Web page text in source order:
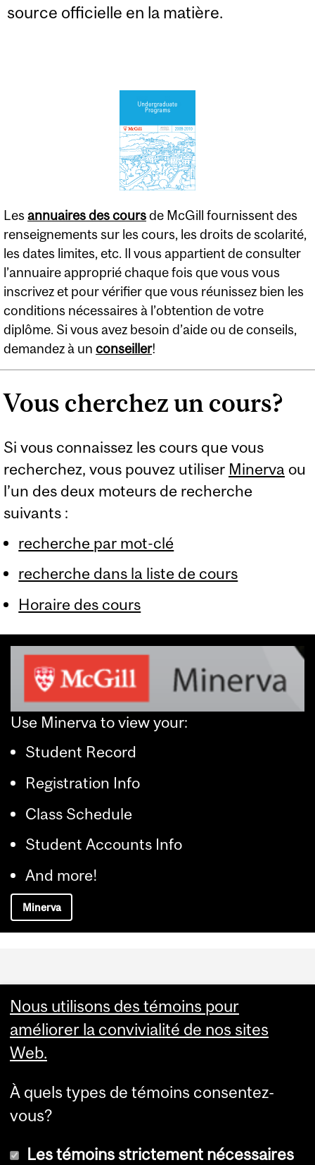
source officielle en la matière.
Lesannuaires des coursde McGill fournissent des
renseignements sur les cours, les droits de scolarité,
les dates limites, etc. Il vous appartient de consulter
l’annuaire approprié chaque fois que vous vous
inscrivez et pour vérifier que vous réunissez bien les
conditions nécessaires à l’obtention de votre
diplôme. Si vous avez besoin d’aide ou de conseils,
demandez à un conseiller!
Vous cherchez un cours?
Si vous connaissez les cours que vous
recherchez, vous pouvez utiliser Minerva ou
l’un des deux moteurs de recherche
suivants :
recherche par mot-clé
recherche dans la liste de cours
Horaire des cours
Use Minerva to view your:
Student Record
Registration Info
Class Schedule
Student Accounts Info
And more!
Minerva
and
University
Information
Gestion de l'effectif étudiant
3415, rue McTavish, Pavillon McLennan de la
Nous utilisons des témoins pour
améliorer la convivialité de nos sites
Web.
À quels types de témoins consentez-
vous?
Les témoins strictement nécessaires